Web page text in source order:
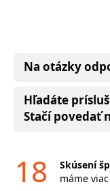
Na otázky
Hľadáte
Stačí povedať
18
Skúsení
máme